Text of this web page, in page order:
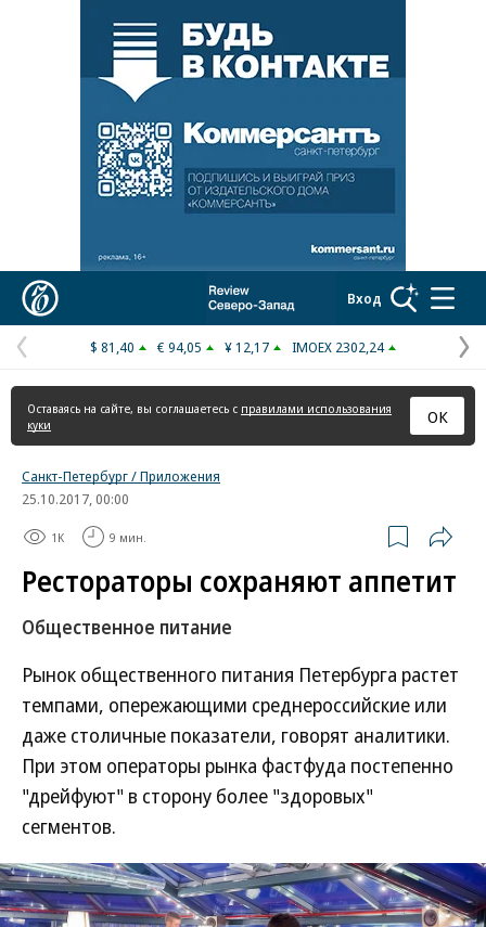
Реклама в «Ъ» www.kommersant.ru/ad
Вход
Предыдущая
страница
$ 81,40 € 94,05 ¥ 12,17 IMOEX 2302,24
Оставаясь на сайте, вы соглашаетесь с правилами использования
куки
ОК
Санкт-Петербург / Приложения
25.10.2017, 00:00
1K 9 мин.
Рестораторы сохраняют аппетит
Общественное питание
Рынок общественного питания Петербурга растет
темпами, опережающими среднероссийские или
даже столичные показатели, говорят аналитики.
При этом операторы рынка фастфуда постепенно
"дрейфуют" в сторону более "здоровых"
сегментов.